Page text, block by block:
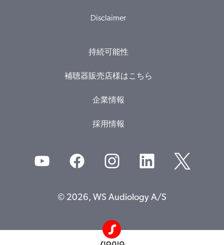
Disclaimer
持続可能性
補聴器販売店様はこちら
企業情報
採用情報
© 2026, WS Audiology A/S